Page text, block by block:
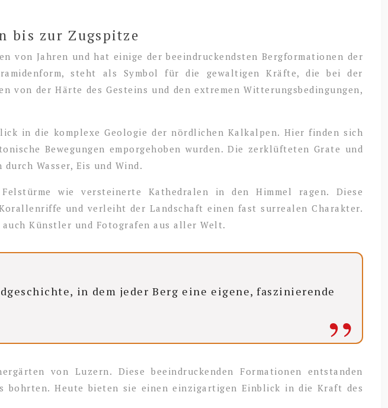
bis zur Zugspitze
von Jahren und hat einige der beeindruckendsten Bergformationen der
steht als Symbol für die gewaltigen Kräfte, die bei der
von der Härte des Gesteins und den extremen Witterungsbedingungen,
in die komplexe Geologie der nördlichen Kalkalpen. Hier finden sich
Bewegungen emporgehoben wurden. Die zerklüfteten Grate und
Wasser, Eis und Wind.
wie versteinerte Kathedralen in den Himmel ragen. Diese
und verleiht der Landschaft einen fast surrealen Charakter.
Künstler und Fotografen aus aller Welt.
in dem jeder Berg eine eigene, faszinierende
von Luzern. Diese beeindruckenden Formationen entstanden
Heute bieten sie einen einzigartigen Einblick in die Kraft des